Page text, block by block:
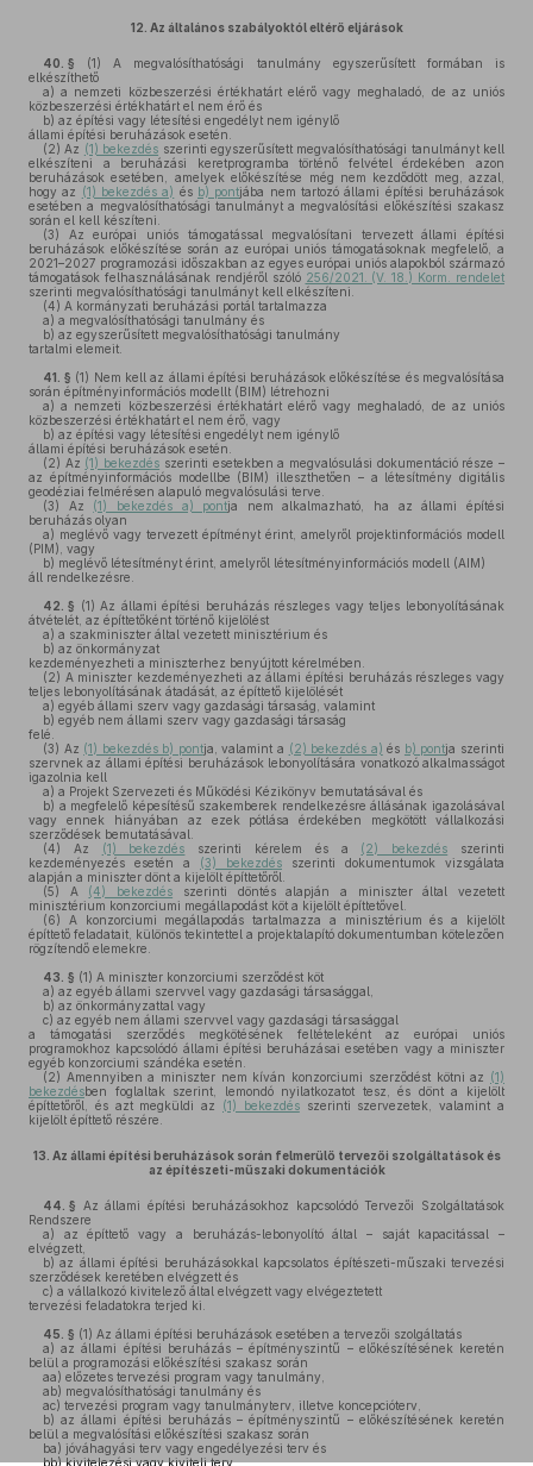
12. Az általános szabályoktól eltérő eljárások
40. § (1) A megvalósíthatósági tanulmány egyszerűsített formában is
elkészíthető
a) a nemzeti közbeszerzési értékhatárt elérő vagy meghaladó, de az uniós
közbeszerzési értékhatárt el nem érő és
b) az építési vagy létesítési engedélyt nem igénylő
állami építési beruházások esetén.
(2) Az (1) bekezdés szerinti egyszerűsített megvalósíthatósági tanulmányt kell
elkészíteni a beruházási keretprogramba történő felvétel érdekében azon
beruházások esetében, amelyek előkészítése még nem kezdődött meg, azzal,
hogy az (1) bekezdés a) és b) pontjába nem tartozó állami építési beruházások
esetében a megvalósíthatósági tanulmányt a megvalósítási előkészítési szakasz
során el kell készíteni.
(3) Az európai uniós támogatással megvalósítani tervezett állami építési
beruházások előkészítése során az európai uniós támogatásoknak megfelelő, a
2021–2027 programozási időszakban az egyes európai uniós alapokból származó
támogatások felhasználásának rendjéről szóló 256/2021. (V. 18.) Korm. rendelet
szerinti megvalósíthatósági tanulmányt kell elkészíteni.
(4) A kormányzati beruházási portál tartalmazza
a) a megvalósíthatósági tanulmány és
b) az egyszerűsített megvalósíthatósági tanulmány
tartalmi elemeit.
41. § (1) Nem kell az állami építési beruházások előkészítése és megvalósítása
során építményinformációs modellt (BIM) létrehozni
a) a nemzeti közbeszerzési értékhatárt elérő vagy meghaladó, de az uniós
közbeszerzési értékhatárt el nem érő, vagy
b) az építési vagy létesítési engedélyt nem igénylő
állami építési beruházások esetén.
(2) Az (1) bekezdés szerinti esetekben a megvalósulási dokumentáció része –
az építményinformációs modellbe (BIM) illeszthetően – a létesítmény digitális
geodéziai felmérésen alapuló megvalósulási terve.
(3) Az (1) bekezdés a) pontja nem alkalmazható, ha az állami építési
beruházás olyan
a) meglévő vagy tervezett építményt érint, amelyről projektinformációs modell
(PIM), vagy
b) meglévő létesítményt érint, amelyről létesítményinformációs modell (AIM)
áll rendelkezésre.
42. § (1) Az állami építési beruházás részleges vagy teljes lebonyolításának
átvételét, az építtetőként történő kijelölést
a) a szakminiszter által vezetett minisztérium és
b) az önkormányzat
kezdeményezheti a miniszterhez benyújtott kérelmében.
(2) A miniszter kezdeményezheti az állami építési beruházás részleges vagy
teljes lebonyolításának átadását, az építtető kijelölését
a) egyéb állami szerv vagy gazdasági társaság, valamint
b) egyéb nem állami szerv vagy gazdasági társaság
felé.
(3) Az (1) bekezdés b) pontja, valamint a (2) bekezdés a) és b) pontja szerinti
szervnek az állami építési beruházások lebonyolítására vonatkozó alkalmasságot
igazolnia kell
a) a Projekt Szervezeti és Működési Kézikönyv bemutatásával és
b) a megfelelő képesítésű szakemberek rendelkezésre állásának igazolásával
vagy ennek hiányában az ezek pótlása érdekében megkötött vállalkozási
szerződések bemutatásával.
(4) Az (1) bekezdés szerinti kérelem és a (2) bekezdés szerinti
kezdeményezés esetén a (3) bekezdés szerinti dokumentumok vizsgálata
alapján a miniszter dönt a kijelölt építtetőről.
(5) A (4) bekezdés szerinti döntés alapján a miniszter által vezetett
minisztérium konzorciumi megállapodást köt a kijelölt építtetővel.
(6) A konzorciumi megállapodás tartalmazza a minisztérium és a kijelölt
építtető feladatait, különös tekintettel a projektalapító dokumentumban kötelezően
rögzítendő elemekre.
43. § (1) A miniszter konzorciumi szerződést köt
a) az egyéb állami szervvel vagy gazdasági társasággal,
b) az önkormányzattal vagy
c) az egyéb nem állami szervvel vagy gazdasági társasággal
a támogatási szerződés megkötésének feltételeként az európai uniós
programokhoz kapcsolódó állami építési beruházásai esetében vagy a miniszter
egyéb konzorciumi szándéka esetén.
(2) Amennyiben a miniszter nem kíván konzorciumi szerződést kötni az (1)
bekezdésben foglaltak szerint, lemondó nyilatkozatot tesz, és dönt a kijelölt
építtetőről, és azt megküldi az (1) bekezdésszerinti szervezetek, valamint a
kijelölt építtető részére.
13. Az állami építési beruházások során felmerülő tervezői szolgáltatások és
az építészeti-műszaki dokumentációk
44. § Az állami építési beruházásokhoz kapcsolódó Tervezői Szolgáltatások
Rendszere
a) az építtető vagy a beruházás-lebonyolító által – saját kapacitással –
elvégzett,
b) az állami építési beruházásokkal kapcsolatos építészeti-műszaki tervezési
szerződések keretében elvégzett és
c) a vállalkozó kivitelező által elvégzett vagy elvégeztetett
tervezési feladatokra terjed ki.
45. § (1) Az állami építési beruházások esetében a tervezői szolgáltatás
a) az állami építési beruházás – építményszintű – előkészítésének keretén
belül a programozási előkészítési szakasz során
aa) előzetes tervezési program vagy tanulmány,
ab) megvalósíthatósági tanulmány és
ac) tervezési program vagy tanulmányterv, illetve koncepcióterv,
b) az állami építési beruházás – építményszintű – előkészítésének keretén
belül a megvalósítási előkészítési szakasz során
ba) jóváhagyási terv vagy engedélyezési terv és
bb)kivitelezési vagy kiviteli terv,